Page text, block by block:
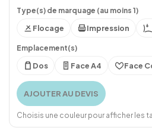
Type(s) de marquage (au moins 1)
Flocage Impression
Emplacement(s)
Dos Face A4 Face
AJOUTER AU DEVIS
Choisis une couleur pour afficher les